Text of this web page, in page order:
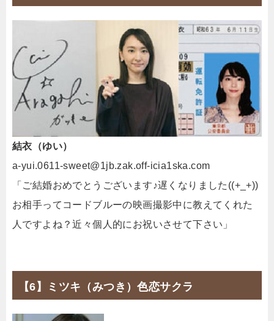
結衣（ゆい）
a-yui.0611-sweet@1jb.zak.off-icia1ska.com
「ご結婚おめでとうございます♪遅くなりました((+_+))
お相手ってコードブルーの映画撮影中に教えてくれた
人ですよね？近々個人的にお祝いさせて下さい」
【6】ミツキ（みつき）色恋サクラ